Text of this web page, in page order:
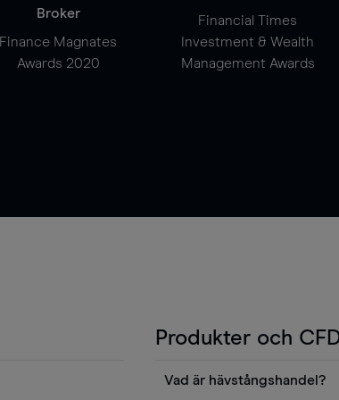
Broker
Finance Magnates
Awards 2020
Financial Times
Investment & Wealth
Management Awards
Produkter och
Vad är hävstångshandel?